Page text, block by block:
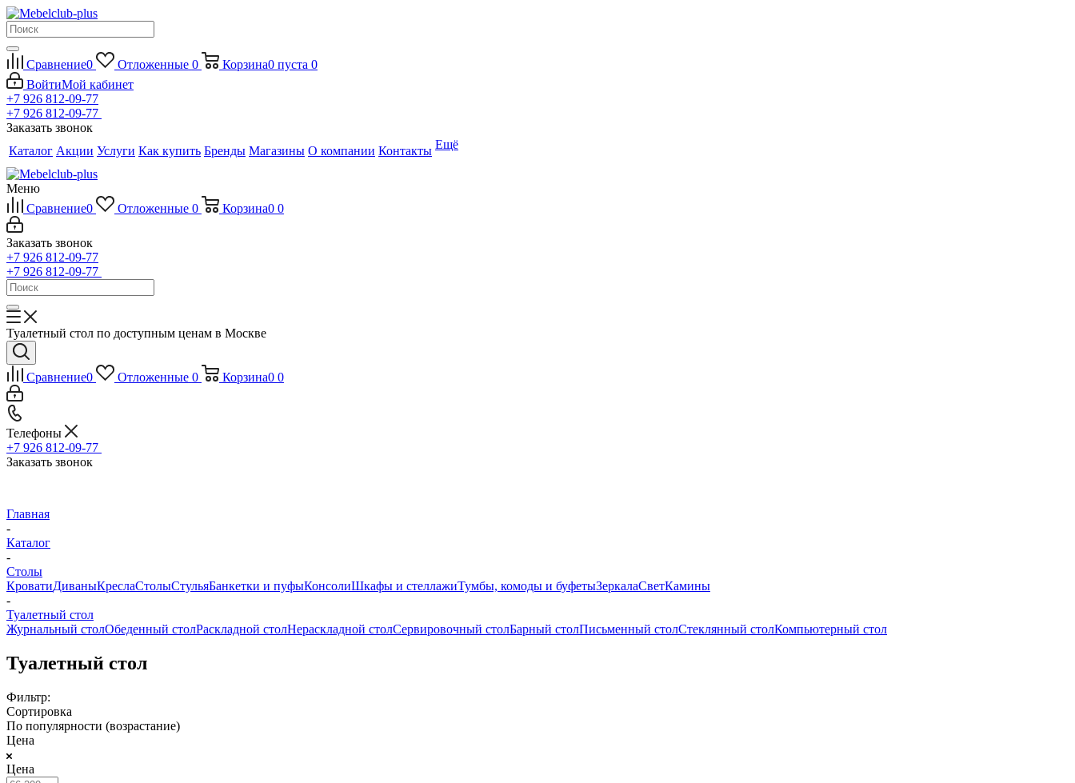
Сравнение0 Отложенные 0 Корзина0 пуста 0
ВойтиМой кабинет
+7 926 812-09-77
+7 926 812-09-77
Заказать звонок
Каталог Акции Услуги Как купить Бренды Магазины О компании Контакты Ещё
Меню
Сравнение0 Отложенные 0 Корзина0 0
Заказать звонок
+7 926 812-09-77
+7 926 812-09-77
Туалетный стол по доступным ценам в Москве
Сравнение0 Отложенные 0 Корзина0 0
Телефоны
+7 926 812-09-77
Заказать звонок
Главная
-
Каталог
-
Столы
КроватиДиваныКреслаСтолыСтульяБанкетки и пуфыКонсолиШкафы и стеллажиТумбы, комоды и буфетыЗеркалаСветКамины
-
Туалетный стол
Журнальный столОбеденный столРаскладной столНераскладной столСервировочный столБарный столПисьменный столСтеклянный столКомпьютерный стол
Туалетный стол
Фильтр:
Сортировка
По популярности (возрастание)
Цена
Цена